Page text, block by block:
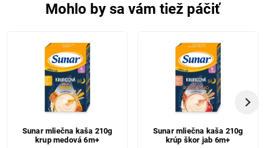
Mohlo by sa vám tiež páčiť
Sunar mliečna kaša 210g
krup medová 6m+
Sunar mliečna kaša 210g
krúp škor jab 6m+